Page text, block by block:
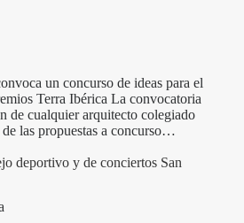
un concurso de ideas para el
Terra Ibérica La convocatoria
de cualquier arquitecto colegiado
las propuestas a concurso…
deportivo y de conciertos San